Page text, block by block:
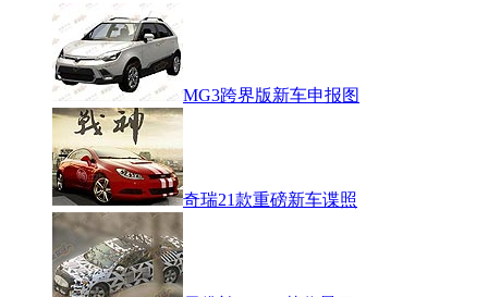
MG3跨界版新车申报图
奇瑞21款重磅新车谍照